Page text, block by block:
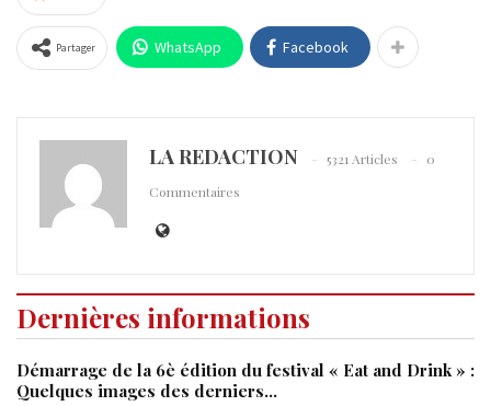
Partager WhatsApp Facebook
LA REDACTION 5321 Articles
0
Commentaires
Dernières informations
Démarrage de la 6è édition du festival « Eat and Drink » :
Quelques images des derniers…